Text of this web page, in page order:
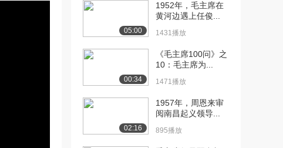
05:00
1952年，毛主席在
黄河边遇上任俊...
1431播放
00:34
《毛主席100问》之
10：毛主席为...
1471播放
02:16
1957年，周恩来审
阅南昌起义领导...
895播放